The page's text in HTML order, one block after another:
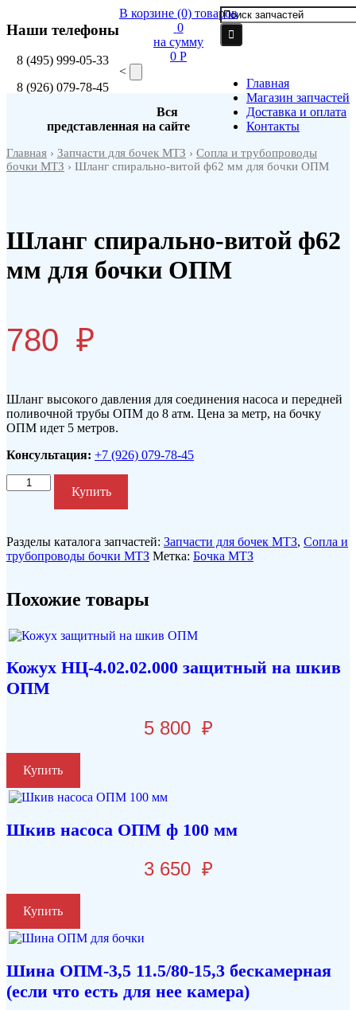
Наши телефоны
8 (495) 999-05-33
8 (926) 079-78-45
В корзине (0) товаров
0
на сумму
0 P
Главная
Магазин запчастей
Доставка и оплата
Контакты
Главная › Запчасти для бочек МТЗ › Сопла и трубопроводы
бочки МТЗ › Шланг спирально-витой ф62 мм для бочки ОПМ
Шланг спирально-витой ф62
мм для бочки ОПМ
780 ₽
Шланг высокого давления для соединения насоса и передней
поливочной трубы ОПМ до 8 атм. Цена за метр, на бочку
ОПМ идет 5 метров.
Консультация: +7 (926) 079-78-45
Количество
Купить
Разделы каталога запчастей: Запчасти для бочек МТЗ, Сопла и
трубопроводы бочки МТЗ Метка: Бочка МТЗ
Похожие товары
Кожух НЦ-4.02.02.000 защитный на шкив
ОПМ
5 800 ₽
Купить
Шкив насоса ОПМ ф 100 мм
3 650 ₽
Купить
Шина ОПМ-3,5 11.5/80-15,3 бескамерная
(если что есть для нее камера)
<
Вся
представленная на сайте